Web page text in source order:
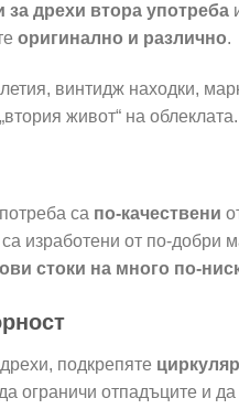
за дрехи втора употреба
оригинално и различно.
винтидж находки,
живот“ на облеклата.
са по-качествени
изработени от по-добри
стоки на много по-
подкрепяте
ограничи отпадъците и